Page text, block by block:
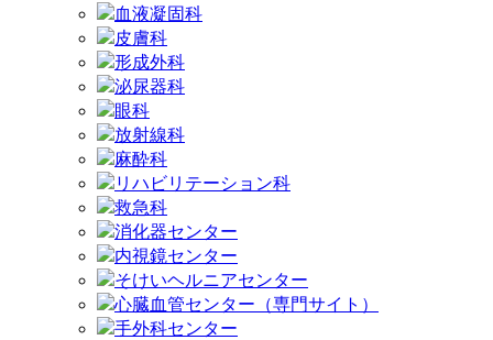
血液凝固科
皮膚科
形成外科
泌尿器科
眼科
放射線科
麻酔科
リハビリテーション科
救急科
消化器センター
内視鏡センター
そけいヘルニアセンター
心臓血管センター（専門サイト）
手外科センター